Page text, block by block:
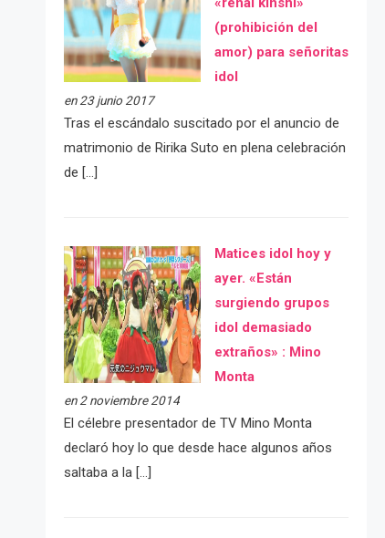
(prohibición del
amor) para señoritas
idol
en 23 junio 2017
Tras el escándalo suscitado por el anuncio de
matrimonio de Ririka Suto en plena celebración
de […]
Matices idol hoy y
ayer. «Están
surgiendo grupos
idol demasiado
extraños» : Mino
Monta
en 2 noviembre 2014
El célebre presentador de TV Mino Monta
declaró hoy lo que desde hace algunos años
saltaba a la […]